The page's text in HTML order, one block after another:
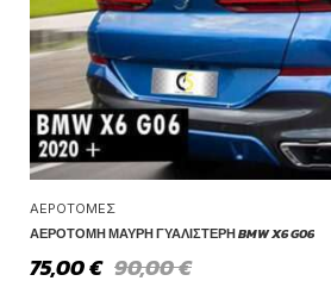
ΑΕΡΟΤΟΜΈΣ
ΑΕΡΟΤΟΜΉ ΜΑΎΡΗ ΓΥΑΛΙΣΤΕΡΉ BMW X6 G06
90,00€
75,00€